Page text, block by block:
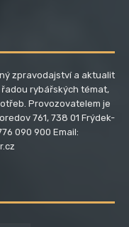
zpravodajství a aktualit
rybářských témat,
Provozovatelem je
761, 738 01 Frýdek-
090 900 Email: